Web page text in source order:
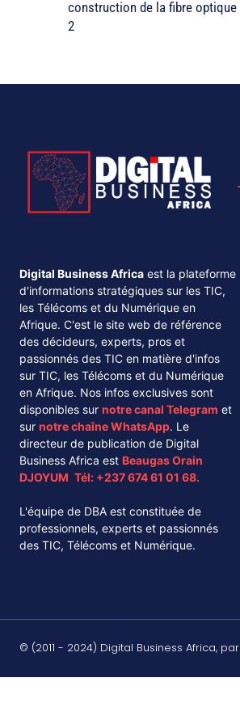
construction de la fibre optique sur la nationale numéro
2
Digital Business Africa est la plateforme
d'informations stratégiques sur les TIC,
les Télécoms et du Numérique en
Afrique. C'est le site web de référence
des décideurs, experts, pros et
passionnés des TIC en matière d'infos
sur TIC, les Télécoms et du Numérique
en Afrique. Nos infos exclusives sont
disponibles sur notre canal Telegram et
sur notre chaîneWhatsApp. Le
directeur de publication de Digital
Business Africa est Beaugas Orain
DJOYUM. Tél: +237 674 61 01 68.
L'équipe de DBA est constituée de
professionnels, experts et passionnés
des TIC, Télécoms et Numérique.
© (2011 - 2024) Digital Business Africa, par